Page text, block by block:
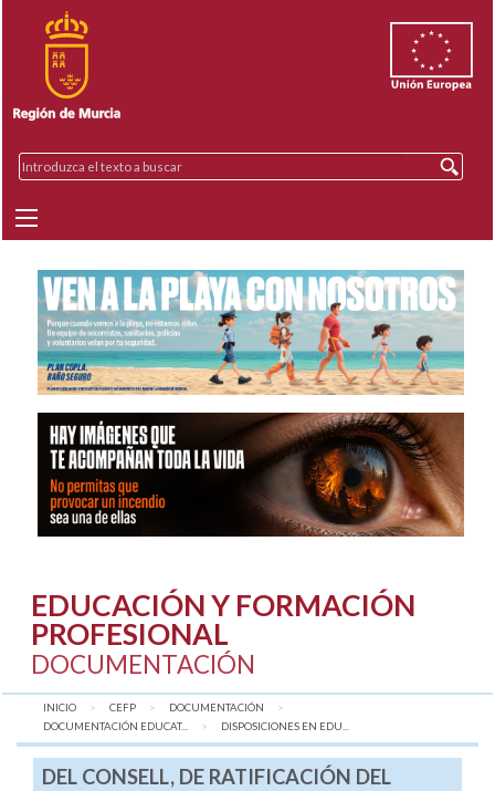
EDUCACIÓN Y FORMACIÓN
PROFESIONAL
DOCUMENTACIÓN
INICIO CEFP
DOCUMENTACIÓN
DOCUMENTACIÓN EDUCAT...
AQUÍ:
DISPOSICIONES EN EDU...
DEL CONSELL, DE RATIFICACIÓN DEL